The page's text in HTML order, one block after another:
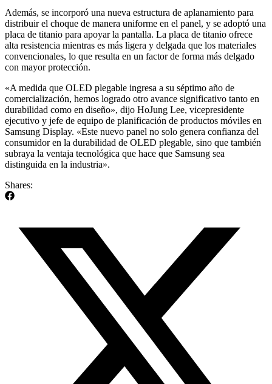
Además, se incorporó una nueva estructura de aplanamiento para
distribuir el choque de manera uniforme en el panel, y se adoptó una
placa de titanio para apoyar la pantalla. La placa de titanio ofrece
alta resistencia mientras es más ligera y delgada que los materiales
convencionales, lo que resulta en un factor de forma más delgado
con mayor protección.
«A medida que OLED plegable ingresa a su séptimo año de
comercialización, hemos logrado otro avance significativo tanto en
durabilidad como en diseño», dijo HoJung Lee, vicepresidente
ejecutivo y jefe de equipo de planificación de productos móviles en
Samsung Display. «Este nuevo panel no solo genera confianza del
consumidor en la durabilidad de OLED plegable, sino que también
subraya la ventaja tecnológica que hace que Samsung sea
distinguida en la industria».
Shares: